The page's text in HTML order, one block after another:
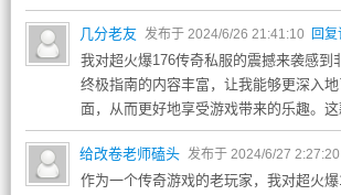
几分老友 发布于 2024/6/26 21:41:10 回
我对超火爆176传奇私服的震撼来袭感到
终极指南的内容丰富，让我能够更深入
面，从而更好地享受游戏带来的乐趣。这
给改卷老师磕头 发布于 2024/6/27 2:27:20
作为一个传奇游戏的老玩家，我对超火